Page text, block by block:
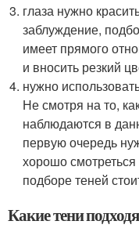
глаза нужно
заблуждение,
имеет прямого
и вносить резкий
нужно
Не смотря на то,
наблюдаются в
первую очередь
хорошо
подборе теней
Какие тени